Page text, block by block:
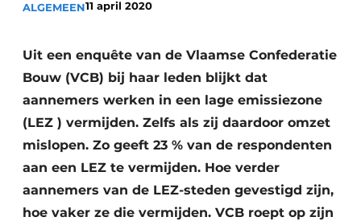
ALGEMEEN11 april 2020
Uit een enquête van de Vlaamse Confederatie
Bouw (VCB) bij haar leden blijkt dat
aannemers werken in een lage emissiezone
(LEZ ) vermijden. Zelfs als zij daardoor omzet
mislopen. Zo geeft 23 % van de respondenten
aan een LEZ te vermijden. Hoe verder
aannemers van de LEZ-steden gevestigd zijn,
hoe vaker ze die vermijden. VCB roept op zijn